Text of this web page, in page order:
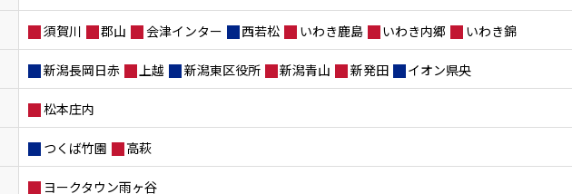
須賀川 郡山 会津インター 西若松 いわき鹿島 いわき内郷 いわき錦
新潟長岡日赤 上越 新潟東区役所 新潟青山 新発田 イオン県央
松本庄内
つくば竹園 高萩
ヨークタウン雨ヶ谷